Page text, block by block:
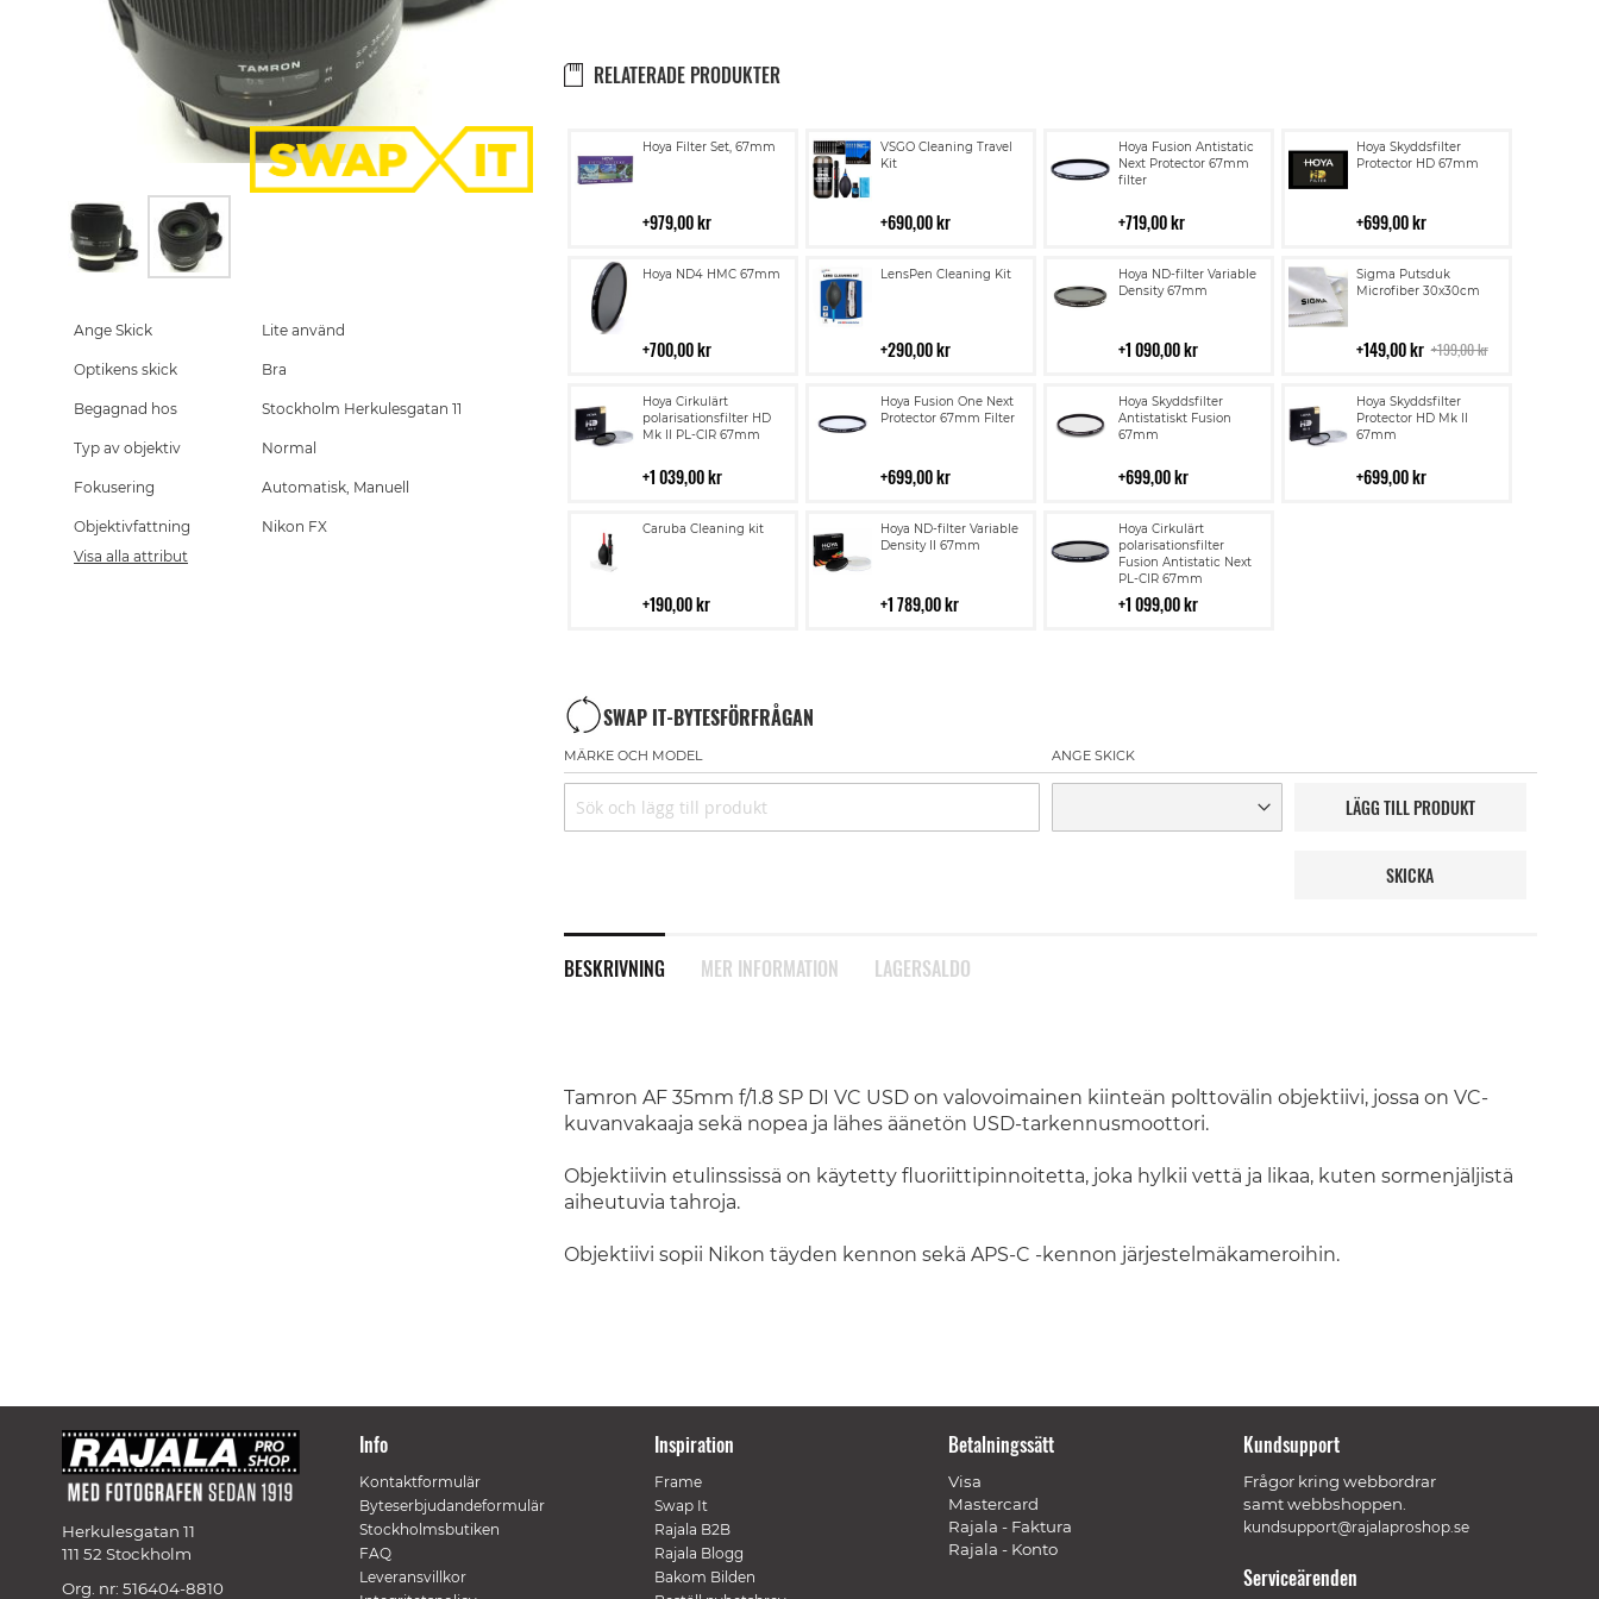
RELATERADE PRODUKTER
Hoya Filter Set, 67mm
979,00 kr
Lägg
VSGO Cleaning Travel
Kit
690,00 kr
Lägg
till
Hoya Fusion Antistatic
Next Protector 67mm
filter
719,00 kr
Lägg
till
i
Hoya Skyddsfilter
Protector HD 67mm
699,00 kr
Lägg
till
Hoya ND4 HMC 67mm
700,00 kr
Lägg
LensPen Cleaning Kit
290,00 kr
Lägg
Hoya ND-filter Variable
Density 67mm
1 090,00 kr
Lägg
till
Sigma Putsduk
Microfiber 30x30cm
149,00 kr 199,00 kr
Lägg
till
Hoya Cirkulärt
polarisationsfilter HD
Mk II PL-CIR 67mm
1 039,00 kr
Lägg
till
i
Hoya Fusion One Next
Protector 67mm Filter
699,00 kr
Lägg
till
Hoya Skyddsfilter
Antistatiskt Fusion
67mm
699,00 kr
Lägg
till
i
Hoya Skyddsfilter
Protector HD Mk II
67mm
699,00 kr
Lägg
till
i
Caruba Cleaning kit
190,00 kr
Lägg
Hoya ND-filter Variable
Density II 67mm
1 789,00 kr
Lägg
till
Hoya Cirkulärt
polarisationsfilter
Fusion Antistatic Next
PL-CIR 67mm
1 099,00 kr
Lägg
till
i
kundvagn
SWAP IT-BYTESFÖRFRÅGAN
MÄRKE OCH MODEL ANGE SKICK
LÄGG TILL PRODUKT
SKICKA
BESKRIVNING
Tamron AF 35mm f/1.8 SP DI VC USD on valovoimainen kiinteän polttovälin objektiivi, jossa on VC-
kuvanvakaaja sekä nopea ja lähes äänetön USD-tarkennusmoottori.
Objektiivin etulinssissä on käytetty fluoriittipinnoitetta, joka hylkii vettä ja likaa, kuten sormenjäljistä
aiheutuvia tahroja.
Objektiivi sopii Nikon täyden kennon sekä APS-C -kennon järjestelmäkameroihin.
MER INFORMATION LAGERSALDO
the
of
images
Ange Skick Lite använd
Optikens skick Bra
Begagnad hos Stockholm Herkulesgatan 11
Typ av objektiv Normal
Fokusering Automatisk, Manuell
Objektivfattning
Nikon FX
Visa alla attribut
Herkulesgatan 11
111 52 Stockholm
Org. nr: 516404-8810
Info
Kontaktformulär
Byteserbjudandeformulär
Stockholmsbutiken
FAQ
Leveransvillkor
Inspiration
Frame
Swap It
Rajala B2B
Rajala Blogg
Bakom Bilden
Betalningssätt
Visa
Mastercard
Rajala - Faktura
Rajala - Konto
Kundsupport
Frågor kring webbordrar
samt webbshoppen.
kundsupport@rajalaproshop.se
Serviceärenden